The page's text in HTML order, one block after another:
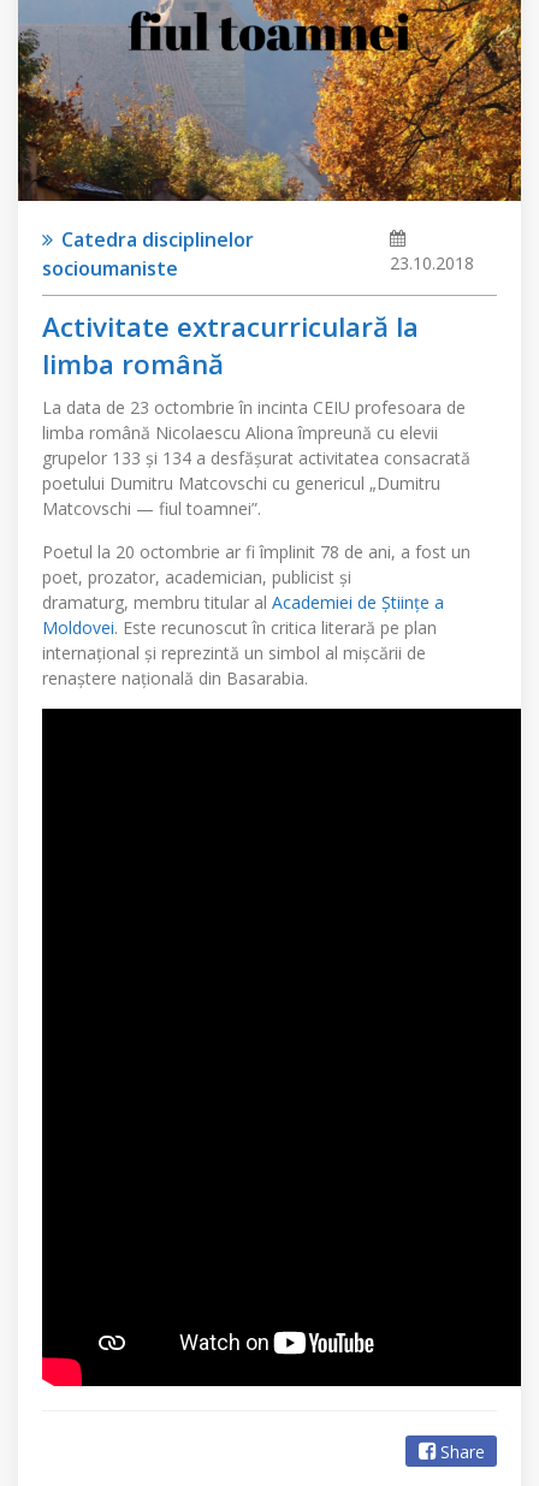
Catedra disciplinelor
socioumaniste
23.10.2018
Activitate extracurriculară la
limba română
La data de 23 octombrie în incinta CEIU profesoara de
limba română Nicolaescu Aliona împreună cu elevii
grupelor 133 și 134 a desfășurat activitatea consacrată
poetului Dumitru Matcovschi cu genericul „Dumitru
Matcovschi — fiul toamnei”.
Poetul la 20 octombrie ar fi împlinit 78 de ani, a fost un
poet, prozator, academician, publicist și
dramaturg, membru titular al Academiei de Științe a
Moldovei. Este recunoscut în critica literară pe plan
internațional și reprezintă un simbol al mișcării de
renaștere națională din Basarabia.
Share